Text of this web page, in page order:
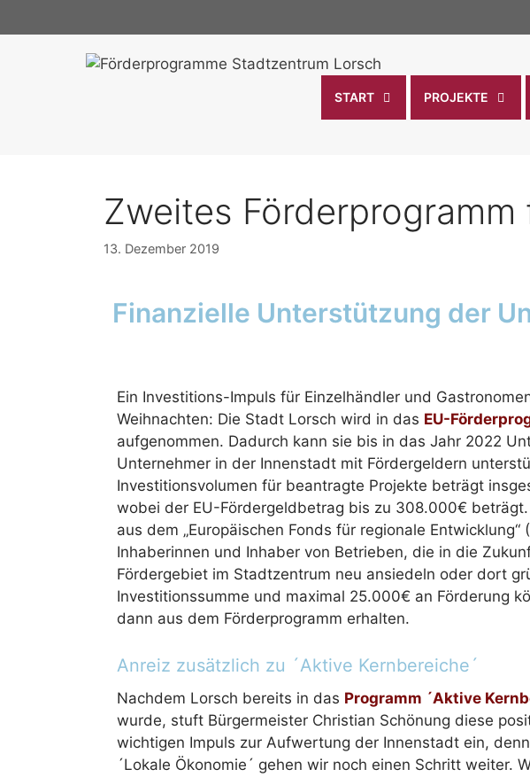
START PROJEKTE
Zweites
13. Dezember 2019
Finanzielle Unterstützung der
Ein Investitions-Impuls für Einzelhändler und
Weihnachten: Die Stadt Lorsch wird in das EU-
aufgenommen. Dadurch kann sie bis in das Jahr 2022
Unternehmer in der Innenstadt mit Fördergeldern unterstützen. Das damit
Investitionsvolumen für beantragte Projekte beträgt
wobei der EU-Fördergeldbetrag bis zu 308.000€
aus dem „Europäischen Fonds für regionale Entwicklung“
Inhaberinnen und Inhaber von Betrieben, die in die
Fördergebiet im Stadtzentrum neu ansiedeln oder dort
Investitionssumme und maximal 25.000€ an Förderung
dann aus dem Förderprogramm erhalten.
Anreiz zusätzlich zu ´Aktive Kernbereiche´
Nachdem Lorsch bereits in das Programm ´Aktive
wurde, stuft Bürgermeister Christian Schönung diese
wichtigen Impuls zur Aufwertung der Innenstadt ein,
´Lokale Ökonomie´ gehen wir noch einen Schritt weiter.